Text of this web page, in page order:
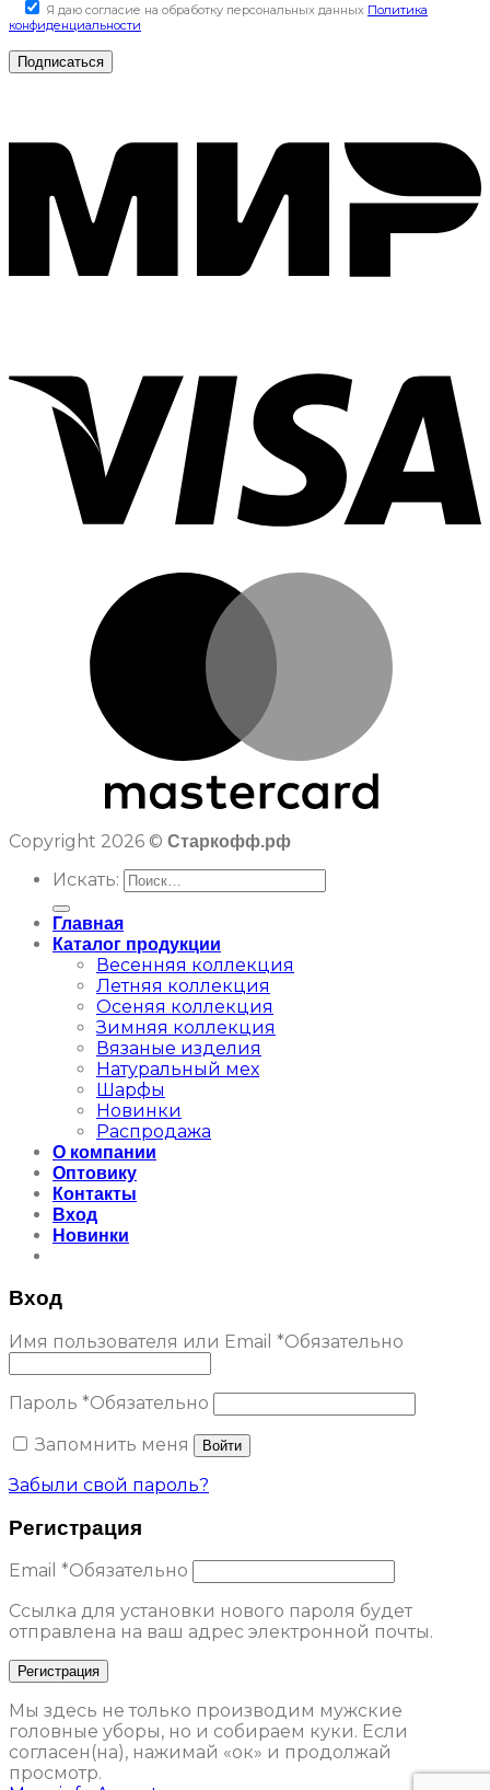
Я даю согласие на обработку персональных данных Политика
конфиденциальности
Copyright 2026 © Старкофф.рф
Искать:
Главная
Каталог продукции
Весенняя коллекция
Летняя коллекция
Осеняя коллекция
Зимняя коллекция
Вязаные изделия
Натуральный мех
Шарфы
Новинки
Распродажа
О компании
Оптовику
Контакты
Вход
Новинки
Вход
Имя пользователя или Email *Обязательно
Пароль *Обязательно
Запомнить меня
Войти
Забыли свой пароль?
Регистрация
Email *Обязательно
Ссылка для установки нового пароля будет
отправлена ​​на ваш адрес электронной почты.
Регистрация
Мы здесь не только производим мужские
головные уборы, но и собираем куки. Если
согласен(на), нажимай «ок» и продолжай
просмотр.